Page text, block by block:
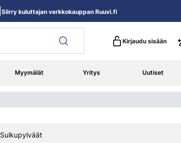
Kirjaudu sisään
Myymälät Yritys Uutiset
Siirry kuluttajan verkkokauppan Ruuvi.fi
Sulkupylväät